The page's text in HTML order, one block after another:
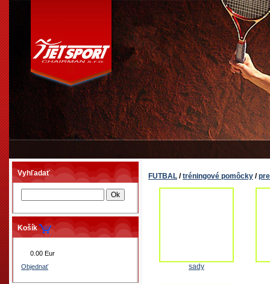
Vyhľadať
Košík
0.00 Eur
Objednať
FUTBAL /tréningové pomôcky /
sady